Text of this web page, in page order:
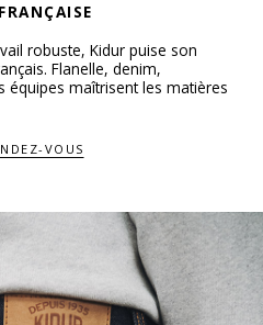
robuste, Kidur puise son
Flanelle, denim,
équipes maîtrisent les matières
VOUS